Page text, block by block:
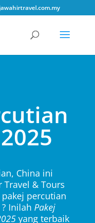
China ini
Travel & Tours
percutian
? InilahPakej
yang terbaik